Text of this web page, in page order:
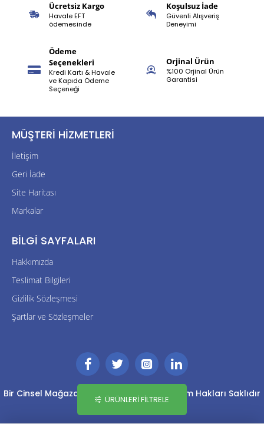
Ücretsiz Kargo
Havale EFT
ödemesinde
Koşulsuz İade
Güvenli Alışveriş
Deneyimi
Ödeme
Seçenekleri
Kredi Kartı & Havale
ve Kapıda Ödeme
Seçeneği
Orjinal Ürün
%100 Orjinal Ürün
Garantisi
MÜŞTERI HIZMETLERI
İletişim
Geri İade
Site Haritası
Markalar
BILGI SAYFALARI
Hakkımızda
Teslimat Bilgileri
Gizlilik Sözleşmesi
Şartlar ve Sözleşmeler
Bir Cinsel Mağaza Kuruluşudur Tüm Kullanım Hakları Saklıdır
Powered By Kara-Net
ÜRÜNLERI FILTRELE